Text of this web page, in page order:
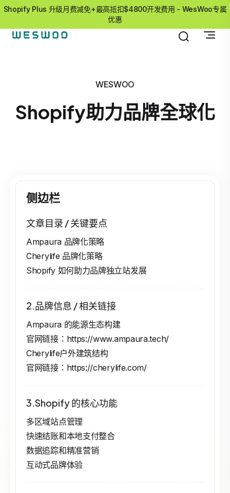
Shopify Plus 升级月费减免+最高抵扣$4800开发费用 - WesWoo专属
优惠
WESWOO
Shopify助力品牌全球化
侧边栏
文章目录 / 关键要点
Ampaura 品牌化策略
Cherylife 品牌化策略
Shopify 如何助力品牌独立站发展
2.品牌信息 / 相关链接
Ampaura 的能源生态构建
官网链接：https://www.ampaura.tech/
Cherylife户外建筑结构
官网链接：https://cherylife.com/
3.Shopify 的核心功能
多区域站点管理
快速结账和本地支付整合
数据追踪和精准营销
互动式品牌体验